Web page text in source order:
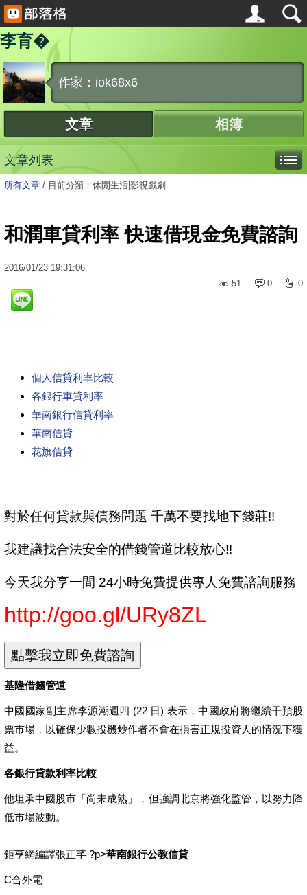
李育�
作家：iok68x6
文章 相簿
文章列表
所有文章 / 目前分類：休閒生活|影視戲劇
和潤車貸利率 快速借現金免費諮詢
2016/01/23 19:31:06
51
0 0
個人信貸利率比較
各銀行車貸利率
華南銀行信貸利率
華南信貸
花旗信貸
對於任何貸款與債務問題 千萬不要找地下錢莊!!
我建議找合法安全的借錢管道比較放心!!
今天我分享一間 24小時免費提供專人免費諮詢服務
http://goo.gl/URy8ZL
基隆借錢管道
中國國家副主席李源潮週四 (22 日) 表示，中國政府將繼續干預股
票市場，以確保少數投機炒作者不會在損害正規投資人的情況下獲
益。
各銀行貸款利率比較
他坦承中國股市「尚未成熟」，但強調北京將強化監管，以努力降
低市場波動。
鉅亨網編譯張正芊 ?p>華南銀行公教信貸
C合外電